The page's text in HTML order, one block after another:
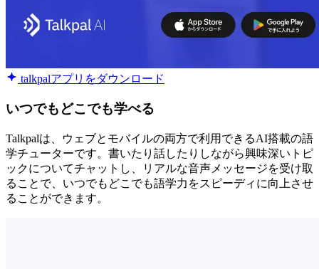
talkpalアプリをダウンロード
いつでもどこでも学べる
Talkpalは、ウェブとモバイルの両方で利用できるAI搭載の語
学チューターです。書いたり話したりしながら興味深いトピ
ックについてチャットし、リアルな音声メッセージを受け取
ることで、いつでもどこでも語学力をスピーディに向上させ
ることができます。